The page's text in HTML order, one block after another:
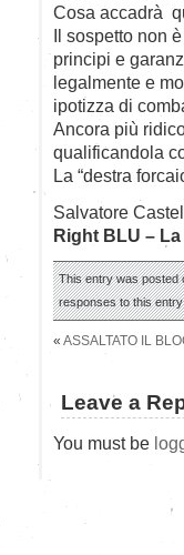
Cosa accadrà
Il sospetto non
principi e
legalmente e
ipotizza di
Ancora più
qualificandola
La “destra
Salvatore
Right BLU –
This entry was posted
responses to this
« ASSALTATO IL
Leave a
You must be